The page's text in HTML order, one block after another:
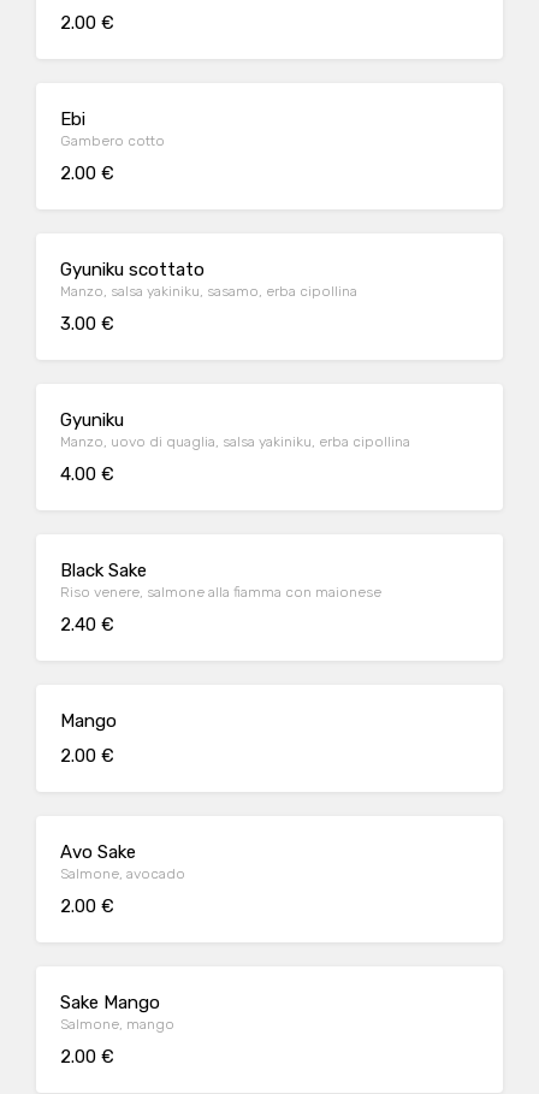
2.00 €
Ebi
Gambero cotto
2.00 €
Gyuniku scottato
Manzo, salsa yakiniku, sasamo, erba cipollina
3.00 €
Gyuniku
Manzo, uovo di quaglia, salsa yakiniku, erba cipollina
4.00 €
Black Sake
Riso venere, salmone alla fiamma con maionese
2.40 €
Mango
2.00 €
Avo Sake
Salmone, avocado
2.00 €
Sake Mango
Salmone, mango
2.00 €